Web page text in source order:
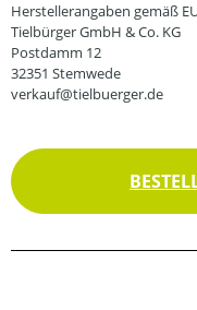
Herstellerangaben gemäß
Tielbürger GmbH & Co. KG
Postdamm 12
32351 Stemwede
verkauf@tielbuerger.de